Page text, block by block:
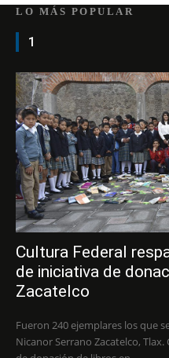
LO MÁS POPULAR
1
Cultura Federal
de iniciativa de
Zacatelco
Fueron 240 ejemplares los que
Nicanor Serrano Zacatelco, Tlax. Concluyó con gran éxito la campaña